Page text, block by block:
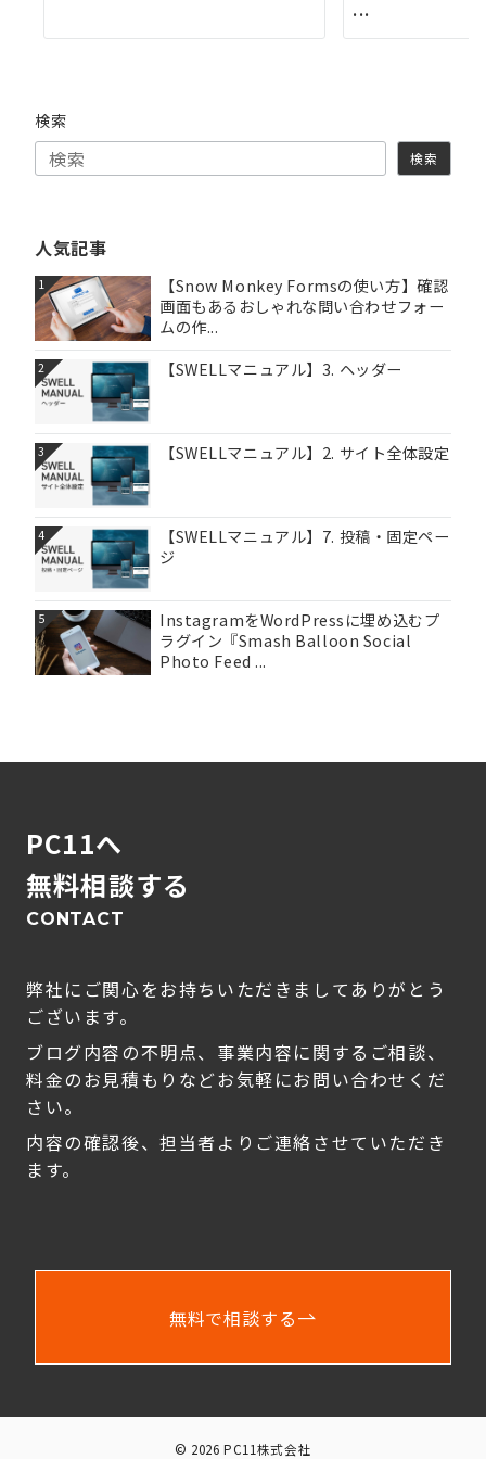
...
検索
検索
人気記事
1
【Snow Monkey Formsの使い方】確認
画面もあるおしゃれな問い合わせフォー
ムの作...
2 【SWELLマニュアル】3. ヘッダー
3 【SWELLマニュアル】2. サイト全体設定
4
【SWELLマニュアル】7. 投稿・固定ペー
ジ
5
InstagramをWordPressに埋め込むプ
ラグイン『Smash Balloon Social
Photo Feed ...
PC11へ
無料相談する
CONTACT
弊社にご関心をお持ちいただきましてありがとう
ございます。
ブログ内容の不明点、事業内容に関するご相談、
料金のお見積もりなどお気軽にお問い合わせくだ
さい。
内容の確認後、担当者よりご連絡させていただき
ます。
無料で相談する
© 2026PC11株式会社